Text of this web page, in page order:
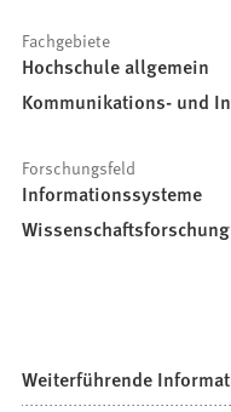
Fachgebiete
Hochschule allgemein
Kommunikations- und
Forschungsfeld
Informationssysteme
Wissenschaftsforschung
Weiterführende